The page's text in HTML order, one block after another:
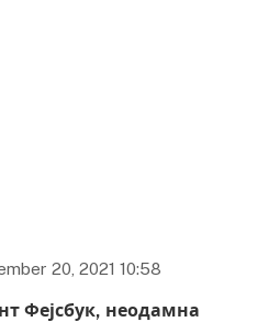
20, 2021 10:58
Фејсбук, неодамна